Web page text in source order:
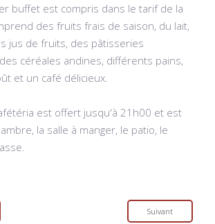
buffet est compris dans le tarif de la
des fruits frais de saison, du lait,
jus de fruits, des pâtisseries
céréales andines, différents pains,
et un café délicieux.
est offert jusqu'à 21h00 et est
la salle à manger, le patio, le
Suivant